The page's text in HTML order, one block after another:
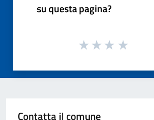
su questa pagina?
Contatta il comune